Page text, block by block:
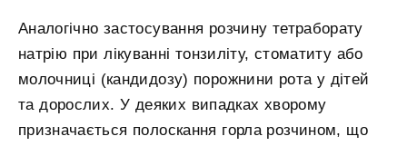
Аналогічно застосування розчину тетраборату
натрію при лікуванні тонзиліту, стоматиту або
молочниці (кандидозу) порожнини рота у дітей
та дорослих. У деяких випадках хворому
призначається полоскання горла розчином, що